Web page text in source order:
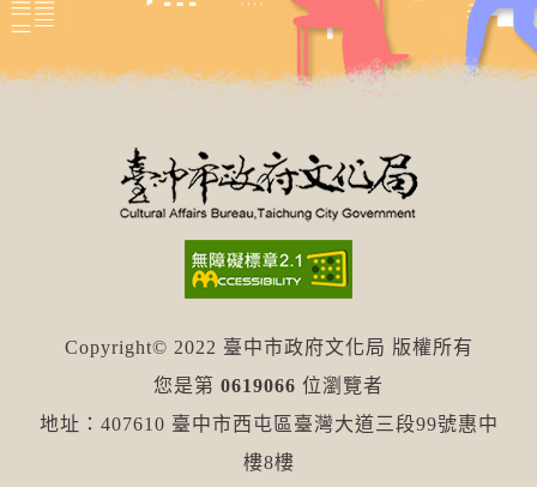
Copyright© 2022 臺中市政府文化局 版權所有
您是第 0619066 位瀏覽者
地址：407610 臺中市西屯區臺灣大道三段99號惠中
樓8樓